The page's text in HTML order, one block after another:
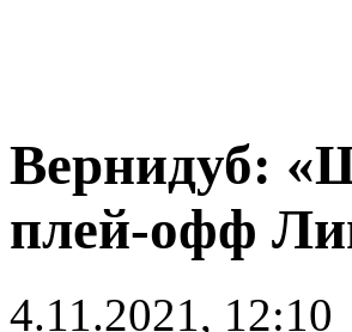
Вернидуб:
плей-офф
4.11.2021, 12:10